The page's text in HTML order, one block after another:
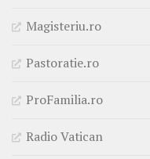
Magisteriu.ro
Pastoratie.ro
ProFamilia.ro
Radio Vatican